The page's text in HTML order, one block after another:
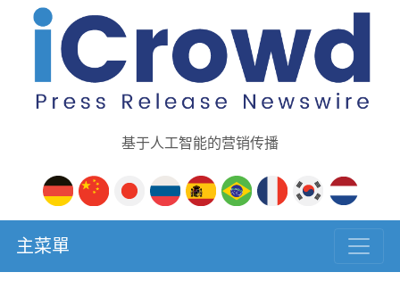
基于人工智能的营销传播
主菜單